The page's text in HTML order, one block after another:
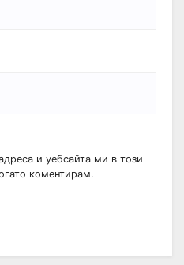
и уебсайта ми в този
коментирам.